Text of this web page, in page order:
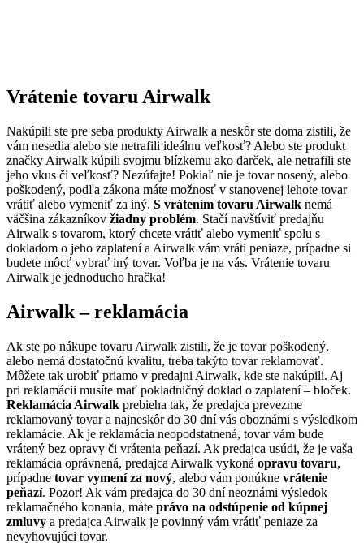
Vrátenie tovaru Airwalk
Nakúpili ste pre seba produkty Airwalk a neskôr ste doma zistili, že
vám nesedia alebo ste netrafili ideálnu veľkosť? Alebo ste produkt
značky Airwalk kúpili svojmu blízkemu ako darček, ale netrafili ste
jeho vkus či veľkosť? Nezúfajte! Pokiaľ nie je tovar nosený, alebo
poškodený, podľa zákona máte možnosť v stanovenej lehote tovar
vrátiť alebo vymeniť za iný. S vrátením tovaru Airwalk nemá
väčšina zákazníkov žiadny problém. Stačí navštíviť predajňu
Airwalk s tovarom, ktorý chcete vrátiť alebo vymeniť spolu s
dokladom o jeho zaplatení a Airwalk vám vráti peniaze, prípadne si
budete môcť vybrať iný tovar. Voľba je na vás. Vrátenie tovaru
Airwalk je jednoducho hračka!
Airwalk – reklamácia
Ak ste po nákupe tovaru Airwalk zistili, že je tovar poškodený,
alebo nemá dostatočnú kvalitu, treba takýto tovar reklamovať.
Môžete tak urobiť priamo v predajni Airwalk, kde ste nakúpili. Aj
pri reklamácii musíte mať pokladničný doklad o zaplatení – bloček.
Reklamácia Airwalk prebieha tak, že predajca prevezme
reklamovaný tovar a najneskôr do 30 dní vás oboznámi s výsledkom
reklamácie. Ak je reklamácia neopodstatnená, tovar vám bude
vrátený bez opravy či vrátenia peňazí. Ak predajca usúdi, že je vaša
reklamácia oprávnená, predajca Airwalk vykoná opravu tovaru,
prípadne tovar vymení za nový, alebo vám ponúkne vrátenie
peňazí. Pozor! Ak vám predajca do 30 dní neoznámi výsledok
reklamačného konania, máte právo na odstúpenie od kúpnej
zmluvy a predajca Airwalk je povinný vám vrátiť peniaze za
nevyhovujúci tovar.